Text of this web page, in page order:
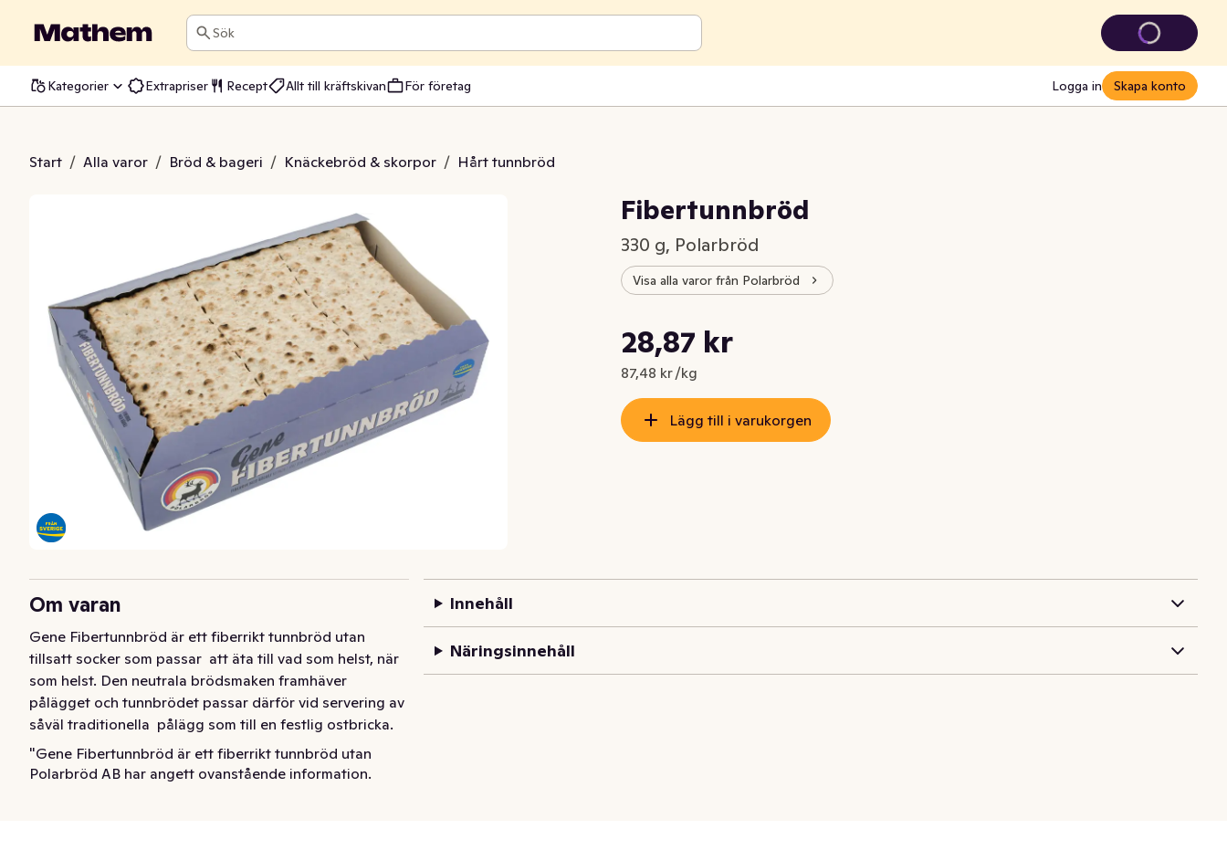
Sök
Kategorier Extrapriser Recept Allt till kräftskivan För företag Logga in Skapa konto
Start / Alla varor / Bröd & bageri / Knäckebröd & skorpor / Hårt tunnbröd
Fibertunnbröd
330 g, Polarbröd
Visa alla varor från Polarbröd
Nuvarande pris är: 28,87 kr
28,87 kr
87,48 kr /kg
Styckpris: 87,48 kr /kg
Lägg till i varukorgen
Om varan
Gene Fibertunnbröd är ett fiberrikt tunnbröd utan
tillsatt socker som passar  att äta till vad som helst, när
som helst. Den neutrala brödsmaken framhäver
pålägget och tunnbrödet passar därför vid servering av
såväl traditionella  pålägg som till en festlig ostbricka.
"Gene Fibertunnbröd är ett fiberrikt tunnbröd utan
tillsatt socker som passar att äta till vad som helst, när
Polarbröd AB har angett ovanstående information.
Innehåll
Näringsinnehåll